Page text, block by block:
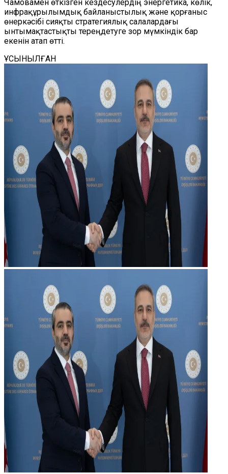
Чамовамен өткізген кездесулердің энергетика, көлік,
инфрақұрылымдық байланыстылық және қорғаныс
өнеркәсібі сияқты стратегиялық салалардағы
ынтымақтастықты тереңдетуге зор мүмкіндік бар
екенін атап өтті.
ҰСЫНЫЛҒАН